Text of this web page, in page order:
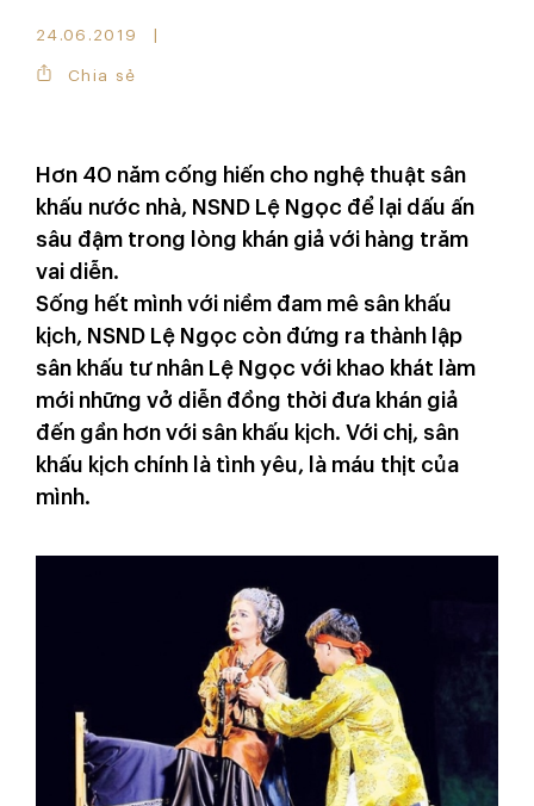
24.06.2019
Chia sẻ
Hơn 40 năm cống hiến cho nghệ thuật sân
khấu nước nhà, NSND Lệ Ngọc để lại dấu ấn
sâu đậm trong lòng khán giả với hàng trăm
vai diễn.
Sống hết mình với niềm đam mê sân khấu
kịch, NSND Lệ Ngọc còn đứng ra thành lập
sân khấu tư nhân Lệ Ngọc với khao khát làm
mới những vở diễn đồng thời đưa khán giả
đến gần hơn với sân khấu kịch. Với chị, sân
khấu kịch chính là tình yêu, là máu thịt của
mình.